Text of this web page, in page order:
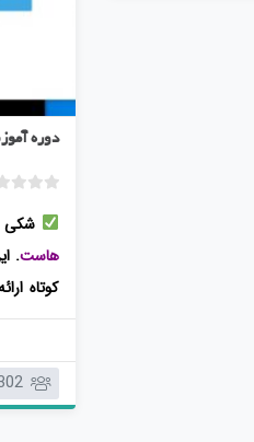
دوره
هاست.
کوتاه
رسان در
توانید